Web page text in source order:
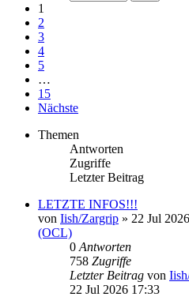
1
2
3
4
5
…
15
Nächste
Themen
Antworten
Zugriffe
Letzter Beitrag
LETZTE INFOS!!!
von Iish/Zargrip » 22 Jul
(OCL)
0 Antworten
758 Zugriffe
Letzter Beitrag von
22 Jul 2026 17:33